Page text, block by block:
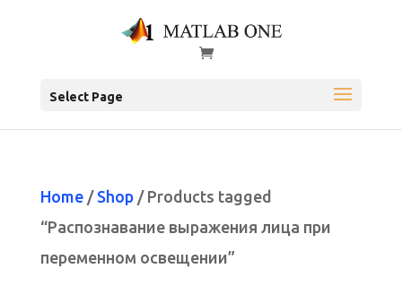
Select Page
Home/ Shop/ Products tagged
“Распознавание выражения лица при
переменном освещении”